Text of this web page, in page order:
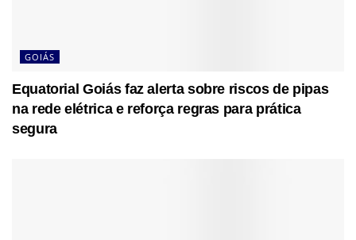
GOIÁS
Equatorial Goiás faz alerta sobre riscos de pipas
na rede elétrica e reforça regras para prática
segura